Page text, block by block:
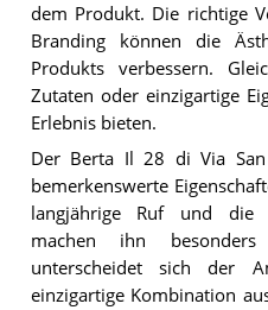
dem Produkt. Die richtige
Branding können die
Produkts verbessern.
Zutaten oder einzigartige
Erlebnis bieten.
Der Berta Il 28 di Via San
bemerkenswerte
langjährige Ruf und die
machen ihn besonders
unterscheidet sich der
einzigartige Kombination